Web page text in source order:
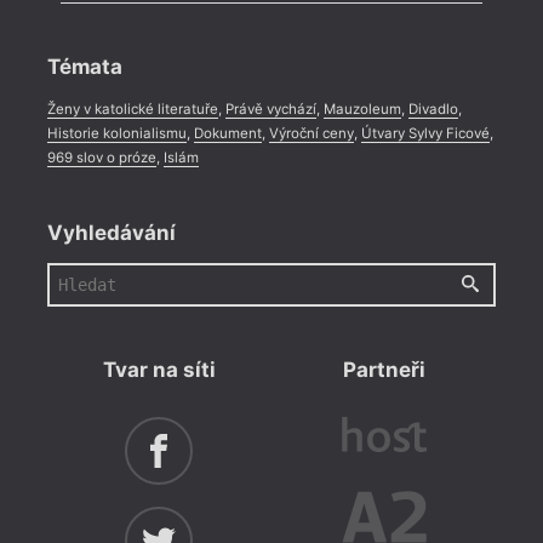
Témata
Ženy v katolické literatuře, Právě vychází, Mauzoleum, Divadlo,
Historie kolonialismu, Dokument, Výroční ceny, Útvary Sylvy Ficové,
969 slov o próze, Islám
Vyhledávání
Tvar na síti Partneři